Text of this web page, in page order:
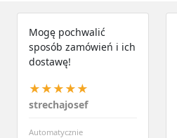
Mogę pochwalić
sposób zamówień i ich
dostawę!
★★★★★
strechajosef
Automatycznie